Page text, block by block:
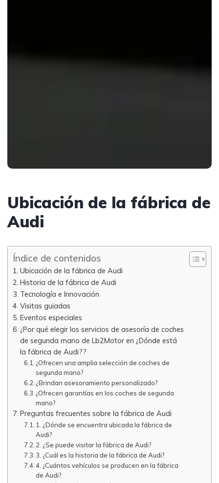
Ubicación de la fábrica de
Audi
Índice de contenidos
Ubicación de la fábrica de Audi
Historia de la fábrica de Audi
Tecnología e Innovación
Visitas guiadas
Eventos especiales
¿Por qué elegir los servicios de asesoría de coches
de segunda mano de Lb2Motor en ¿Dónde está
la fábrica de Audi??
¿Ofrecen una amplia selección de coches de
segunda mano?
¿Brindan asesoramiento personalizado?
¿Ofrecen garantías en los coches de segunda
mano?
Preguntas frecuentes sobre la fábrica de Audi
1. ¿Dónde se encuentra ubicada la fábrica de
Audi?
2. ¿Se puede visitar la fábrica de Audi?
3. ¿Cuál es la historia de la fábrica de Audi?
4. ¿Cuántos vehículos se producen en la fábrica
de Audi?